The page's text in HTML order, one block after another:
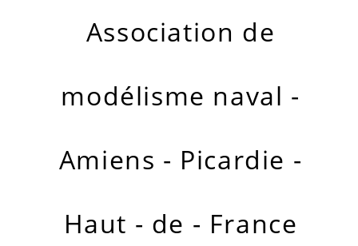
Association de
modélisme naval -
Amiens - Picardie -
Haut - de - France